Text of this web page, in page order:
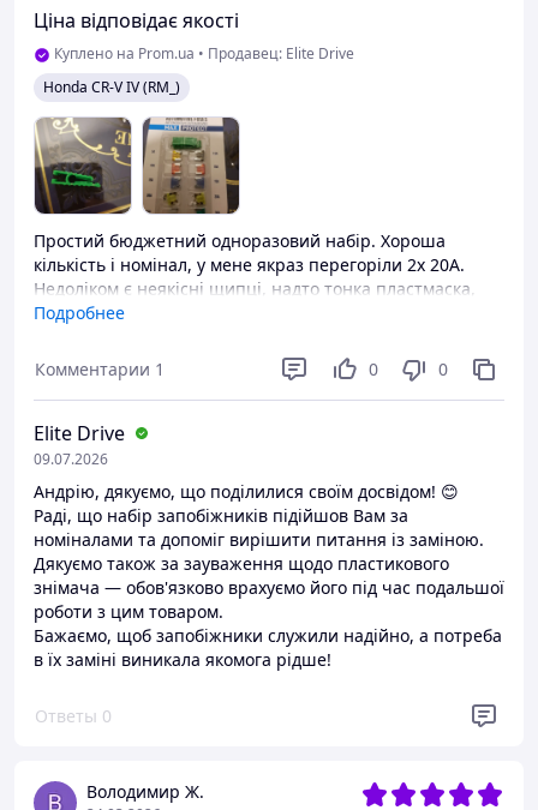
Ціна відповідає якості
Куплено на Prom.ua • Продавец: Elite Drive
Honda CR-V IV (RM_)
Простий бюджетний одноразовий набір. Хороша
кількість і номінал, у мене якраз перегоріли 2х 20А.
Недоліком є неякісні щипці, надто тонка пластмаска,
витягнути запобіжник не виходить, нема ні хвату ні
використовував металеві щипці.
Преимущества
Номінал запобіжників
Недостатки
Неякісні щипці для витягання запобіжників
Подробнее
Комментарии 1 0 0
Elite Drive
09.07.2026
Андрію, дякуємо, що поділилися своїм досвідом! 😊
Раді, що набір запобіжників підійшов Вам за
номіналами та допоміг вирішити питання із заміною.
Дякуємо також за зауваження щодо пластикового
знімача — обов'язково врахуємо його під час подальшої
роботи з цим товаром.
Бажаємо, щоб запобіжники служили надійно, а потреба
в їх заміні виникала якомога рідше!
Ответы 0
Володимир Ж.